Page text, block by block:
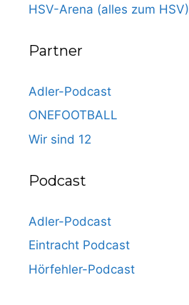
HSV-Arena (alles zum HSV)
Partner
Adler-Podcast
ONEFOOTBALL
Wir sind 12
Podcast
Adler-Podcast
Eintracht Podcast
Hörfehler-Podcast